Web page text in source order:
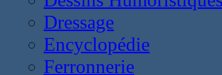
Dressage
Encyclopédie
Ferronnerie